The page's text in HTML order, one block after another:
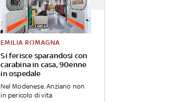
Si ferisce sparandosi con
carabina in casa, 90enne
in ospedale
EMILIA ROMAGNA
Nel Modenese. Anziano non
in pericolo di vita